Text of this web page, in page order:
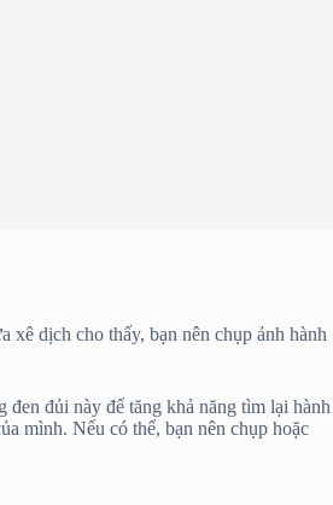
dịch cho thấy, bạn nên chụp ảnh hành
đủi này để tăng khả năng tìm lại hành
mình. Nếu có thể, bạn nên chụp hoặc